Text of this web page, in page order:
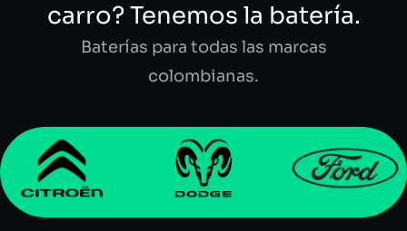
carro? Tenemos la batería.
Baterías para todas las marcas
colombianas.